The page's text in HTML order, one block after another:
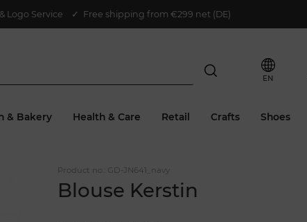
Logo Service ✓ Free shipping from €299 net (DE)
& Bakery Health & Care Retail Crafts Shoes
EN
Product no.: GD-JN641_navy
Blouse Kerstin